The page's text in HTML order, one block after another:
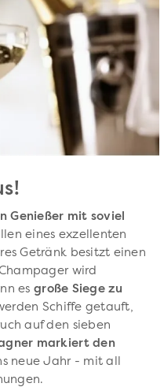
Genießer mit soviel
eines exzellenten
Getränk besitzt einen
wird
esgroße Siege zu
Schiffe getauft,
auf den sieben
markiert den
neue Jahr - mit all